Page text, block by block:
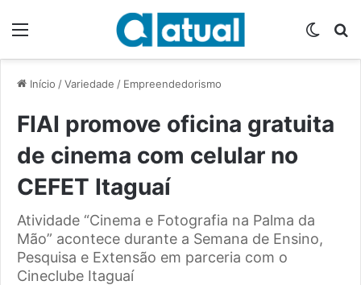
Início /Variedade / Empreendedorismo
FIAI promove oficina gratuita
de cinema com celular no
CEFET Itaguaí
Atividade “Cinema e Fotografia na Palma da
Mão” acontece durante a Semana de Ensino,
Pesquisa e Extensão em parceria com o
Cineclube Itaguaí